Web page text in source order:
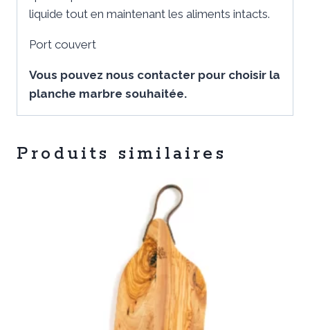
liquide tout en maintenant les aliments intacts.
Port couvert
Vous pouvez nous contacter pour choisir la
planche marbre souhaitée.
Produits similaires